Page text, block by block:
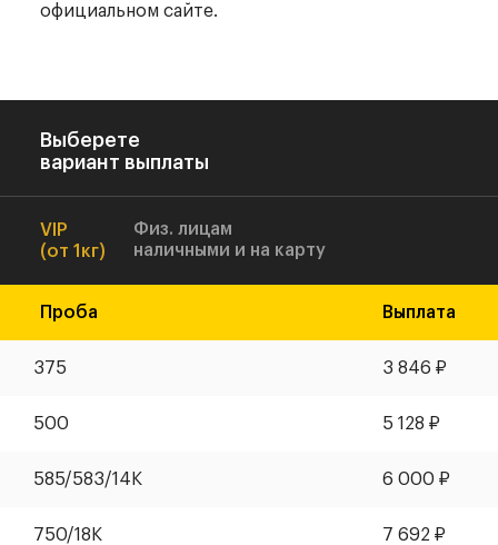
официальном сайте.
Выберете
вариант выплаты
VIP
(от 1кг)
Физ. лицам
наличными и на карту
Проба Выплата
375 3 846 ₽
500 5 128 ₽
585/583/14К 6 000 ₽
750/18К 7 692 ₽